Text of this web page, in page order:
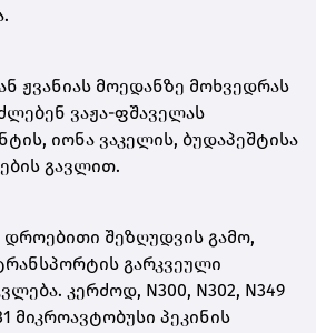
ჟვანიას მოედანზე მოხვედრას
ვაჟა-ფშაველას
იონა ვაკელის, ბუდაპეშტისა
გავლით.
დროებითი შეზღუდვის გამო,
გარკვეული
კერძოდ, N300, N302, N349
მიკროავტობუსი პეკინის